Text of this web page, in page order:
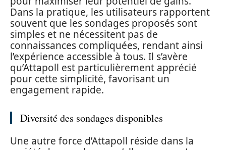
Dans la pratique, les utilisateurs rapportent
souvent que les sondages proposés sont
simples et ne nécessitent pas de
connaissances compliquées, rendant ainsi
l’expérience accessible à tous. Il s’avère
qu’Attapoll est particulièrement apprécié
pour cette simplicité, favorisant un
engagement rapide.
Diversité des sondages disponibles
Une autre force d’Attapoll réside dans la